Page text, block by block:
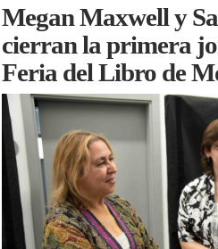
Megan Maxwell y
cierran la primera
Feria del Libro de